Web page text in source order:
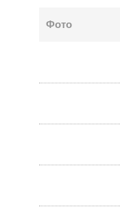
Фото